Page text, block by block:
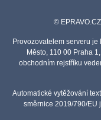
©
Provozovatelem serveru je
Město, 110 00 Praha
obchodním rejstříku
Automatické vytěžování
směrnice 2019/790/EU